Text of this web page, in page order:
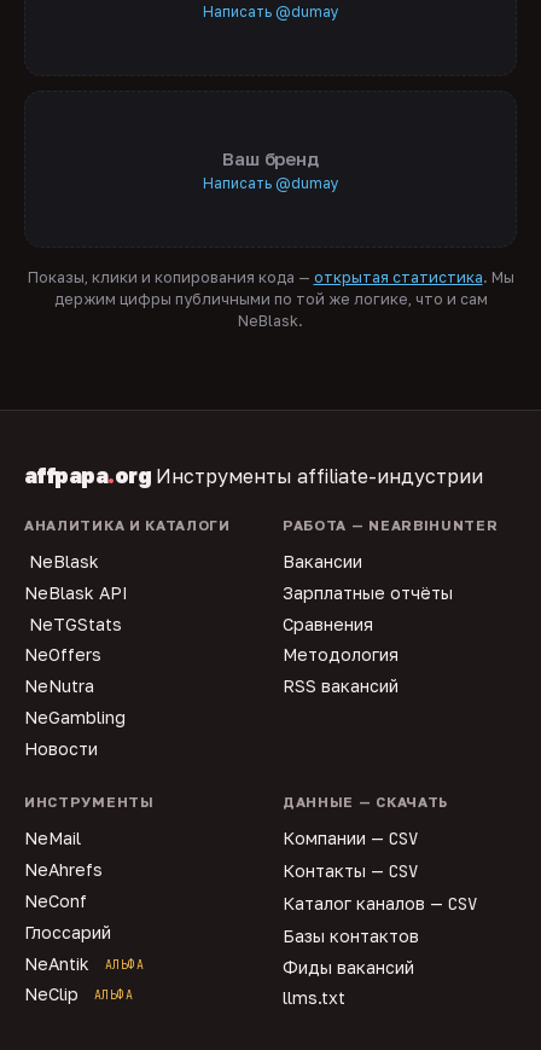
Написать @dumay
Ваш бренд
Написать @dumay
Показы, клики и копирования кода — открытая статистика. Мы
держим цифры публичными по той же логике, что и сам
NeBlask.
affpapa.org Инструменты affiliate-индустрии
АНАЛИТИКА И КАТАЛОГИ
NeBlask
NeBlask API
NeTGStats
NeOffers
NeNutra
NeGambling
Новости
РАБОТА — NEARBIHUNTER
Вакансии
Зарплатные отчёты
Сравнения
Методология
RSS вакансий
ИНСТРУМЕНТЫ
NeMail
NeAhrefs
NeConf
Глоссарий
NeAntik
АЛЬФА
NeClip АЛЬФА
ДАННЫЕ — СКАЧАТЬ
Компании — CSV
Контакты — CSV
Каталог каналов — CSV
Базы контактов
Фиды вакансий
llms.txt